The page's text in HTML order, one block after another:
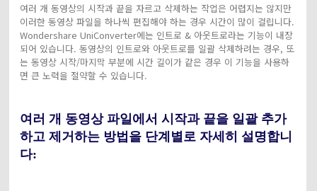
여러 개 동영상의 시작과 끝을 자르고 삭제하는 작업은 어렵지는 않지만
이러한 동영상 파일을 하나씩 편집해야 하는 경우 시간이 많이 걸립니다.
Wondershare UniConverter에는 인트로 & 아웃트로라는 기능이 내장
되어 있습니다. 동영상의 인트로와 아웃트로를 일괄 삭제하려는 경우, 또
는 동영상 시작/마지막 부분에 시간 길이가 같은 경우 이 기능을 사용하
면 큰 노력을 절약할 수 있습니다.
여러 개 동영상 파일에서 시작과 끝을 일괄 추가
하고 제거하는 방법을 단계별로 자세히 설명합니
다: